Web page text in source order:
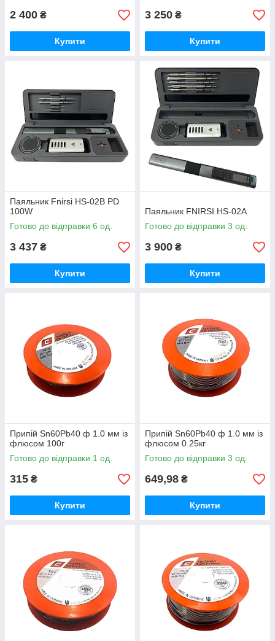
2 400 ₴
Купити
3 250 ₴
Купити
Паяльник Fnirsi HS-02B PD
100W
Готово до відправки 6 од.
3 437 ₴
Купити
Паяльник FNIRSI HS-02A
Готово до відправки 3 од.
3 900 ₴
Купити
Припій Sn60Pb40 ф 1.0 мм із
флюсом 100г
Готово до відправки 1 од.
315 ₴
Купити
Припій Sn60Pb40 ф 1.0 мм із
флюсом 0.25кг
Готово до відправки 3 од.
649,98 ₴
Купити